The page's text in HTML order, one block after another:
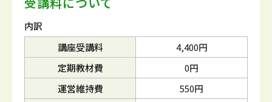
内訳
講座受講料
4,400円
定期教材費
0円
運営維持費
550円